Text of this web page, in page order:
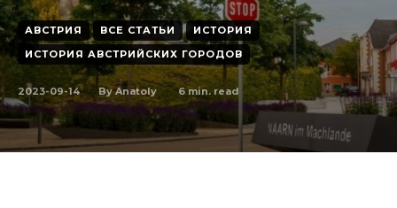
АВСТРИЯ ВСЕ СТАТЬИ
ИСТОРИЯ
ИСТОРИЯ АВСТРИЙСКИХ ГОРОДОВ
2023-09-14 By Anatoly 6min. read